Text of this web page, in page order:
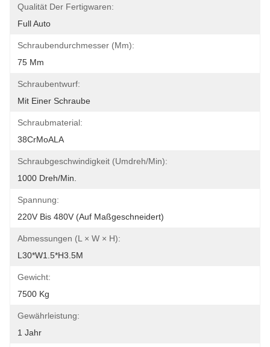
Qualität Der Fertigwaren:
Full Auto
Schraubendurchmesser (mm):
75 Mm
Schraubentwurf:
Mit Einer Schraube
Schraubmaterial:
38CrMoALA
Schraubgeschwindigkeit (umdreh/min):
1000 Dreh/min.
Spannung:
220V Bis 480V (auf Maßgeschneidert)
Abmessungen (L × W × H):
L30*W1.5*H3.5M
Gewicht:
7500 Kg
Gewährleistung:
1 Jahr